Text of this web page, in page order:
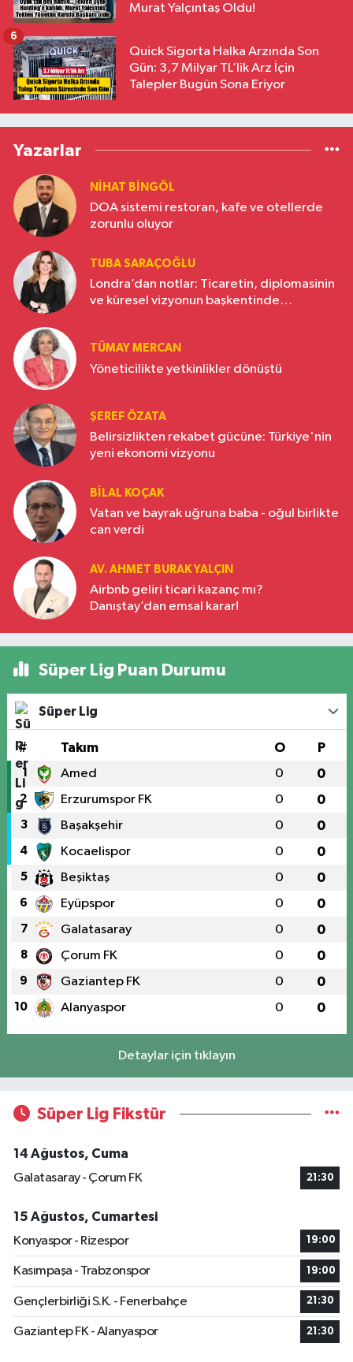
Murat Yalçıntaş Oldu!
Quick Sigorta Halka Arzında Son
Gün: 3,7 Milyar TL’lik Arz İçin
Talepler Bugün Sona Eriyor
6
Yazarlar
NIHAT BINGÖL
DOA sistemi restoran, kafe ve otellerde
zorunlu oluyor
TUBA SARAÇOĞLU
Londra’dan notlar: Ticaretin, diplomasinin
ve küresel vizyonun başkentinde
TÜMAY MERCAN
Yöneticilikte yetkinlikler dönüştü
ŞEREF ÖZATA
Belirsizlikten rekabet gücüne: Türkiye'nin
yeni ekonomi vizyonu
BILAL KOÇAK
Vatan ve bayrak uğruna baba - oğul birlikte
can verdi
AV. AHMET BURAK YALÇIN
Airbnb geliri ticari kazanç mı?
Danıştay’dan emsal karar!
Süper Lig Puan Durumu
Süper Lig
# Takım O P
1 Amed 0 0
2 Erzurumspor FK 0 0
3 Başakşehir 0 0
4 Kocaelispor 0 0
5 Beşiktaş 0 0
6 Eyüpspor 0 0
7 Galatasaray 0 0
8 Çorum FK 0 0
9 Gaziantep FK 0 0
10 Alanyaspor 0 0
Detaylar için tıklayın
Süper Lig Fikstür
14 Ağustos, Cuma
Galatasaray - Çorum FK
21:30
15 Ağustos, Cumartesi
Konyaspor - Rizespor
19:00
Kasımpaşa - Trabzonspor 19:00
Gençlerbirliği S.K. - Fenerbahçe 21:30
Gaziantep FK - Alanyaspor 21:30